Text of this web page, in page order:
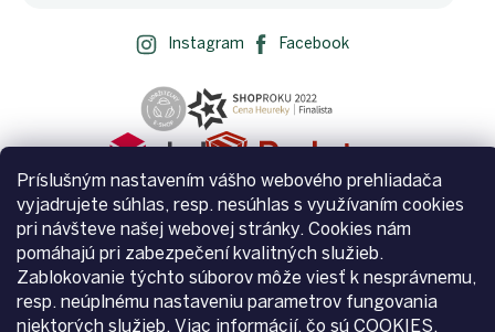
Príslušným nastavením vášho webového prehliadača
vyjadrujete súhlas, resp. nesúhlas s využívaním cookies
pri návšteve našej webovej stránky. Cookies nám
pomáhajú pri zabezpečení kvalitných služieb.
Zablokovanie týchto súborov môže viesť k nesprávnemu,
resp. neúplnému nastaveniu parametrov fungovania
niektorých služieb. Viac informácií, čo sú COOKIES.
Instagram Facebook
Vytvoril Shoptet